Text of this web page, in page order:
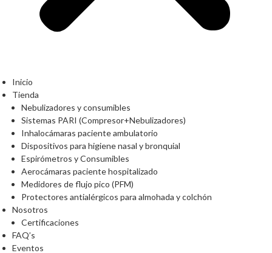
Inicio
Tienda
Nebulizadores y consumibles
Sistemas PARI (Compresor+Nebulizadores)
Inhalocámaras paciente ambulatorio
Dispositivos para higiene nasal y bronquial
Espirómetros y Consumibles
Aerocámaras paciente hospitalizado
Medidores de flujo pico (PFM)
Protectores antialérgicos para almohada y colchón
Nosotros
Certificaciones
FAQ’s
Eventos